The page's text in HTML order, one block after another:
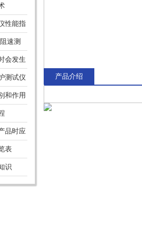
性能指
速测
会发生
测试仪
和作用
品时应
表
识
产品介绍